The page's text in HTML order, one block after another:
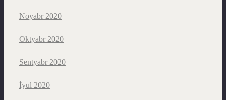
Noyabr 2020
Oktyabr 2020
Sentyabr 2020
İyul 2020